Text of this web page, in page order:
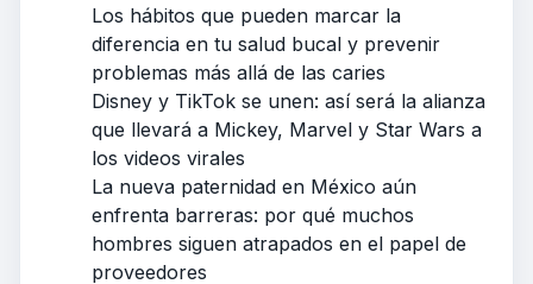
Los hábitos que pueden marcar la
diferencia en tu salud bucal y prevenir
problemas más allá de las caries
Disney y TikTok se unen: así será la alianza
que llevará a Mickey, Marvel y Star Wars a
los videos virales
La nueva paternidad en México aún
enfrenta barreras: por qué muchos
hombres siguen atrapados en el papel de
proveedores